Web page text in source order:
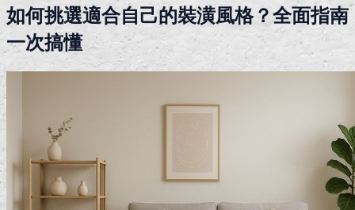
如何挑選適合自己的裝潢風格？全面指南
一次搞懂